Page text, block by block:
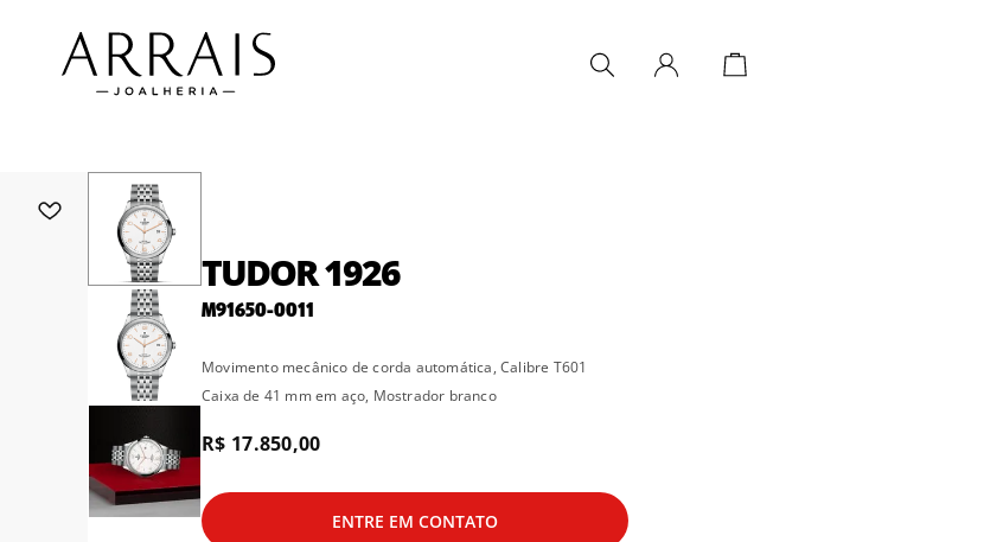
TUDOR 1926
M91650-0011
Movimento mecânico de corda automática, Calibre T601
Caixa de 41 mm em aço, Mostrador branco
R$ 17.850,00
ENTRE EM CONTATO